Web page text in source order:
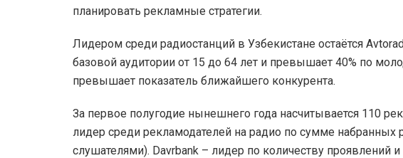
планировать рекламные стратегии.
Лидером среди радиостанций в Узбекистане остаётся
базовой аудитории от 15 до 64 лет и превышает 40% по
превышает показатель ближайшего конкурента.
За первое полугодие нынешнего года насчитывается 110
лидер среди рекламодателей на радио по сумме набранных
слушателями). Davrbank – лидер по количеству проявлений